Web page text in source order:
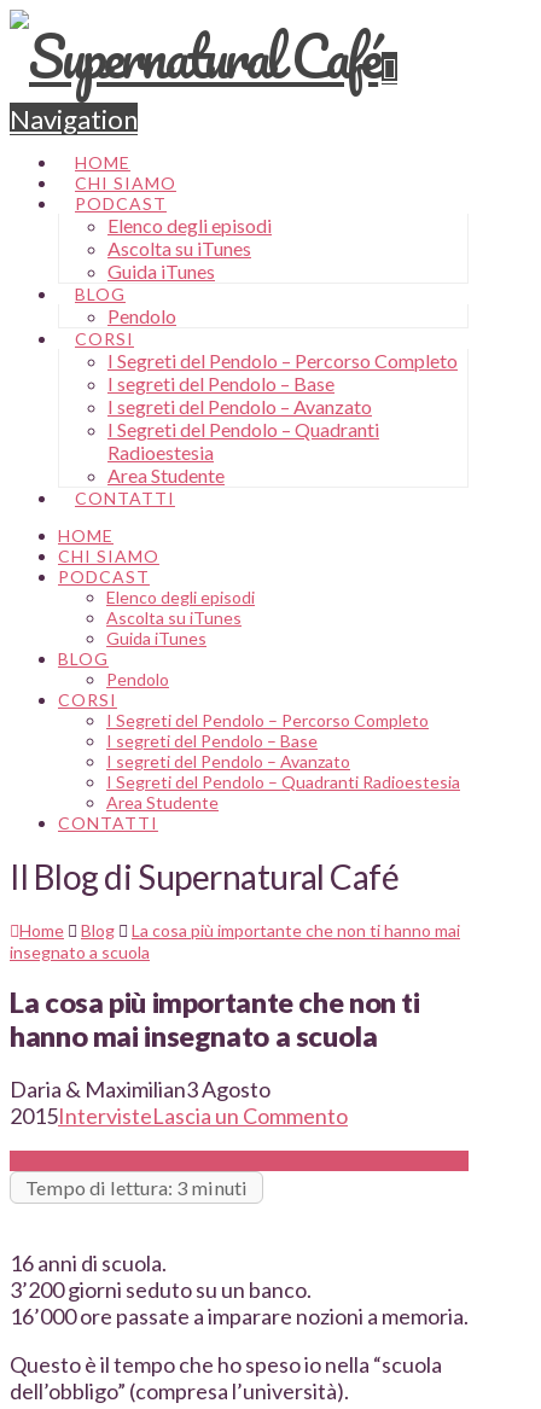
Navigation
HOME
CHI SIAMO
PODCAST
Elenco degli episodi
Ascolta su iTunes
Guida iTunes
BLOG
Pendolo
CORSI
I Segreti del Pendolo – Percorso Completo
I segreti del Pendolo – Base
I segreti del Pendolo – Avanzato
I Segreti del Pendolo – Quadranti
Radioestesia
Area Studente
CONTATTI
HOME
CHI SIAMO
PODCAST
Elenco degli episodi
Ascolta su iTunes
Guida iTunes
BLOG
Pendolo
CORSI
I Segreti del Pendolo – Percorso Completo
I segreti del Pendolo – Base
I segreti del Pendolo – Avanzato
I Segreti del Pendolo – Quadranti Radioestesia
Area Studente
CONTATTI
Il Blog di Supernatural Café
Home Blog
La cosa più importante che non ti hanno mai
insegnato a scuola
La cosa più importante che non ti
hanno mai insegnato a scuola
Daria & Maximilian3 Agosto
2015IntervisteLascia un Commento
Tempo di lettura: 3 minuti
16 anni di scuola.
3’200 giorni seduto su un banco.
16’000 ore passate a imparare nozioni a memoria.
Questo è il tempo che ho speso io nella “scuola
dell’obbligo” (compresa l’università).